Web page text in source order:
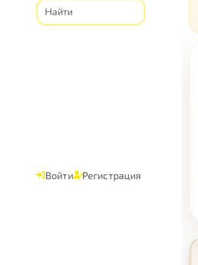
Войти Регистрация